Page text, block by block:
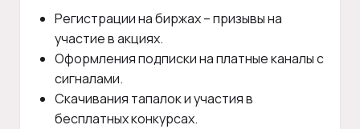
Регистрации на биржах – призывы на
участие в акциях.
Оформления подписки на платные каналы с
сигналами.
Скачивания тапалок и участия в
бесплатных конкурсах.